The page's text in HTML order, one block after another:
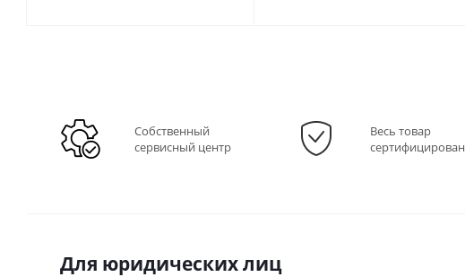
Собственный
сервисный центр
Весь товар
сертифицирован
Для юридических лиц